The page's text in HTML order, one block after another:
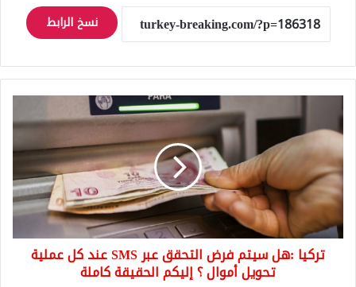
نسخ الرابط
:هل
سيتم
فرض
التحقق
عبر
SMS
عند
كل
عملية
تركيا :هل سيتم فرض التحقق عبر SMS عند كل عملية
تحويل أموال ؟ إليكم الحقيقة كاملة